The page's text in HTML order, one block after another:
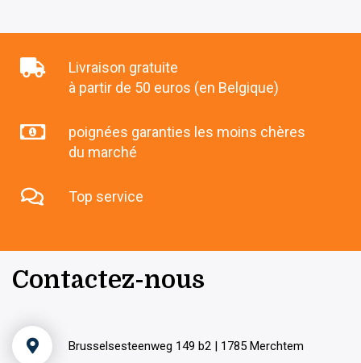
Livraison gratuite
à partir de 50 euros (en Belgique)
poignées garanties les moins chères
du marché
Top service
Contactez-nous
Brusselsesteenweg 149 b2 | 1785 Merchtem